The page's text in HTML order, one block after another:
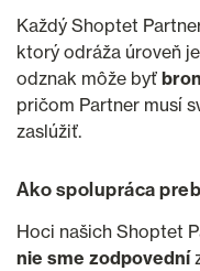
Každý Shoptet
ktorý odráža úroveň
odznak môže byť
pričom Partner musí
zaslúžiť.
Ako spolupráca
Hoci našich Shoptet
nie sme zodpovední